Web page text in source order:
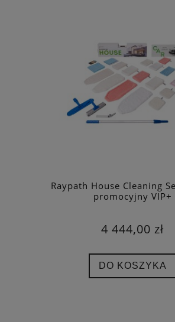
Raypath House Cleaning
promocyjny VIP+
4 444,00 zł
DO KOSZYKA